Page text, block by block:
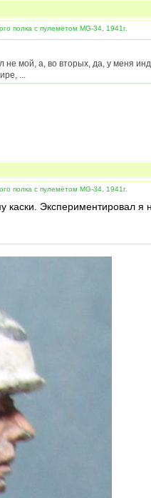
полка с пулемётом MG-34, 1941г.
мой, а, во вторых, да, у меня
...
полка с пулемётом MG-34, 1941г.
Экспериментировал